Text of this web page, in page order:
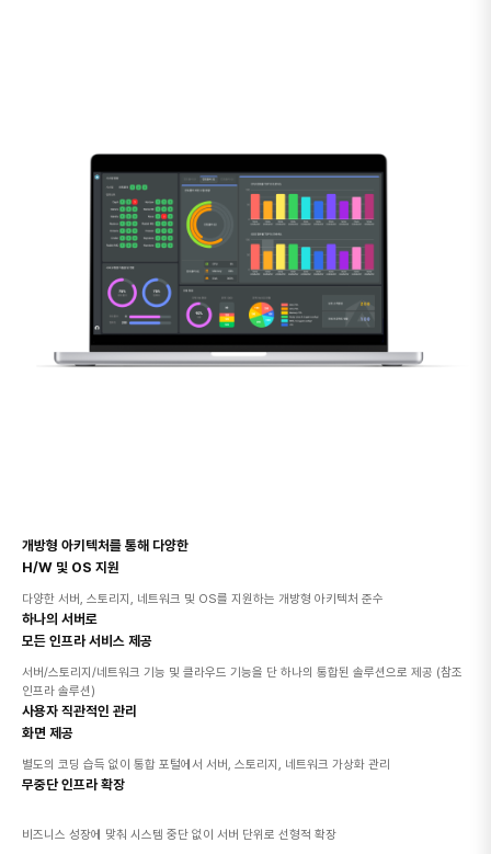
개방형 아키텍처를 통해 다양한
H/W 및 OS 지원
다양한 서버, 스토리지, 네트워크 및 OS를 지원하는 개방형 아키텍처 준수
하나의 서버로
모든 인프라 서비스 제공
서버/스토리지/네트워크 기능 및 클라우드 기능을 단 하나의 통합된 솔루션으로 제공 (참조
인프라 솔루션)
사용자 직관적인 관리
화면 제공
별도의 코딩 습득 없이 통합 포털에서 서버, 스토리지, 네트워크 가상화 관리
무중단 인프라 확장
비즈니스 성장에 맞춰 시스템 중단 없이 서버 단위로 선형적 확장